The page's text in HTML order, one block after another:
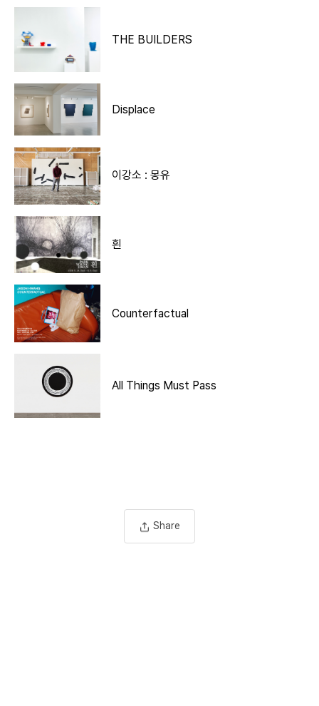
THE BUILDERS
Displace
이강소 : 몽유
흰
Counterfactual
All Things Must Pass
Share